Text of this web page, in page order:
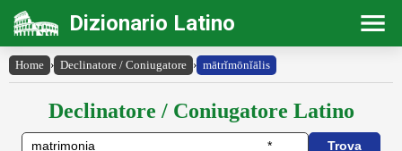
Dizionario Latino
Home › Declinatore / Coniugatore › mātrĭmōnĭālis
Declinatore / Coniugatore Latino